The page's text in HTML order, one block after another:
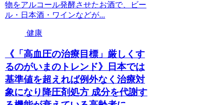
物をアルコール発酵させたお酒で、ビー
ル・日本酒・ワインなどが...
健康
《「高血圧の治療目標」厳しくす
るのがいまのトレンド》日本では
基準値を超えれば例外なく治療対
象になり降圧剤処方 成分を代謝す